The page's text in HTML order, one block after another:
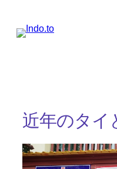
近年のタイ